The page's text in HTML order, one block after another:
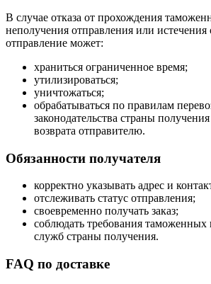
В случае отказа от прохождения
неполучения отправления или истечения
отправление может:
храниться ограниченное время;
утилизироваться;
уничтожаться;
обрабатываться по правилам
законодательства страны
возврата отправителю.
Обязанности получателя
корректно указывать адрес и
отслеживать статус отправления;
своевременно получать заказ;
соблюдать требования таможенных
служб страны получения.
FAQ по доставке